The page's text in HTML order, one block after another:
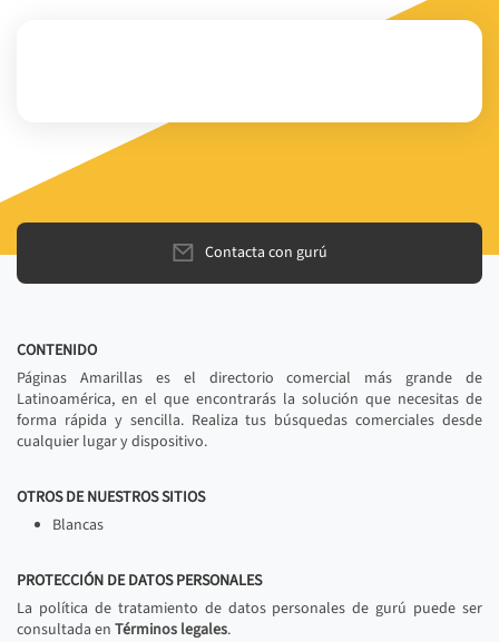
Contacta con gurú
CONTENIDO
Páginas Amarillas es el directorio comercial más grande de
Latinoamérica, en el que encontrarás la solución que necesitas de
forma rápida y sencilla. Realiza tus búsquedas comerciales desde
cualquier lugar y dispositivo.
OTROS DE NUESTROS SITIOS
Blancas
PROTECCIÓN DE DATOS PERSONALES
La política de tratamiento de datos personales de gurú puede ser
consultada en Términos legales.